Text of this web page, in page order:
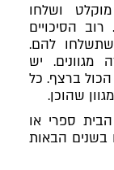
ושלחו
הסיכויים
להם.
מגוונים. יש
הכול ברצף. כל
שהוכן.
ספרי או
הבאות